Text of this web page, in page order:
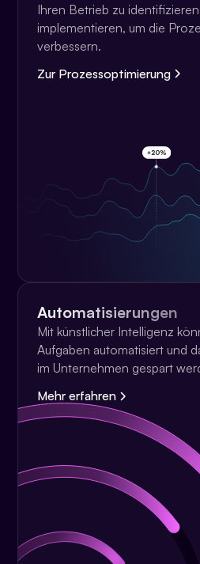
Ihren Betrieb zu
implementieren, um die
verbessern.
Zur Prozessoptimierung
Automatisierungen
Mit künstlicher Intelligenz
Aufgaben automatisiert und
im Unternehmen gespart
Mehr erfahren